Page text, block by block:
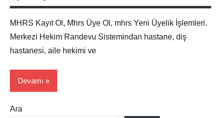
MHRS Kayıt Ol, Mhrs Üye Ol, mhrs Yeni Üyelik İşlemleri.
Merkezi Hekim Randevu Sistemindan hastane, diş
hastanesi, aile hekimi ve
Devamı
MHRS
Ara